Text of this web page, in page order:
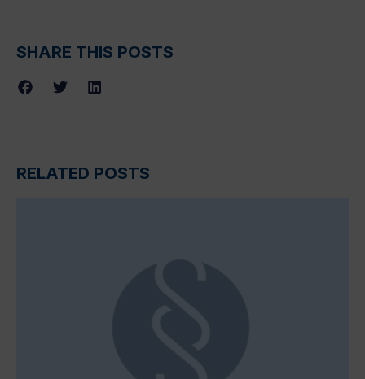
SHARE THIS POSTS
RELATED POSTS